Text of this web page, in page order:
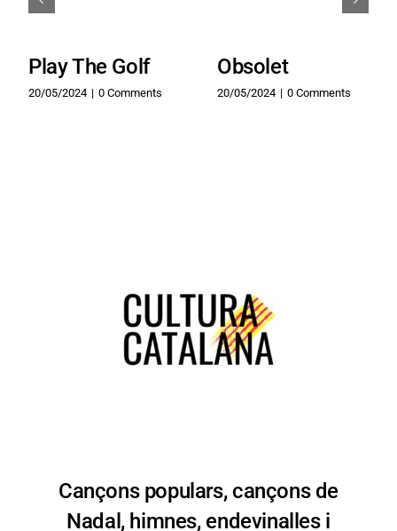
Play The Golf
20/05/2024 | 0 Comments
Obsolet
20/05/2024 | 0 Comments
Cançons populars, cançons de
Nadal, himnes, endevinalles i